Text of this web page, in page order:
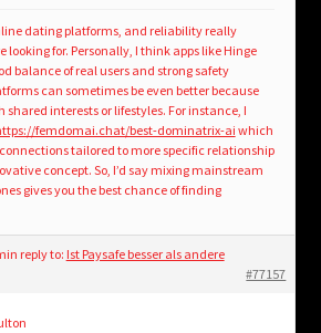
dating platforms, and reliability really
looking for. Personally, I think apps like Hinge
balance of real users and strong safety
can sometimes be even better because
interests or lifestyles. For instance, I
femdomai.chat/best-dominatrix-ai which
tailored to more specific relationship
concept. So, I’d say mixing mainstream
gives you the best chance of finding
in reply to: Ist Paysafe besser als andere
#77157